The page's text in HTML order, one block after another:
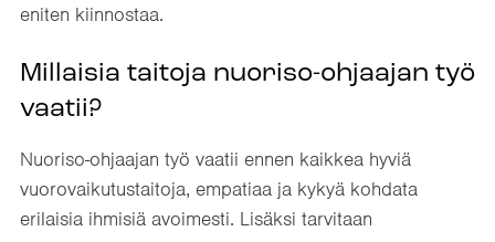
eniten kiinnostaa.
Millaisia taitoja nuoriso-ohjaajan työ
vaatii?
Nuoriso-ohjaajan työ vaatii ennen kaikkea hyviä
vuorovaikutustaitoja, empatiaa ja kykyä kohdata
erilaisia ihmisiä avoimesti. Lisäksi tarvitaan